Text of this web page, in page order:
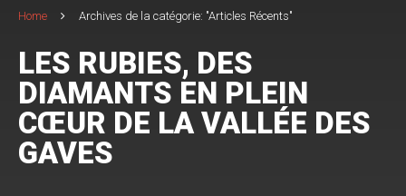
Home Archives de la catégorie: "Articles Récents"
LES RUBIES, DES
DIAMANTS EN PLEIN
CŒUR DE LA VALLÉE DES
GAVES